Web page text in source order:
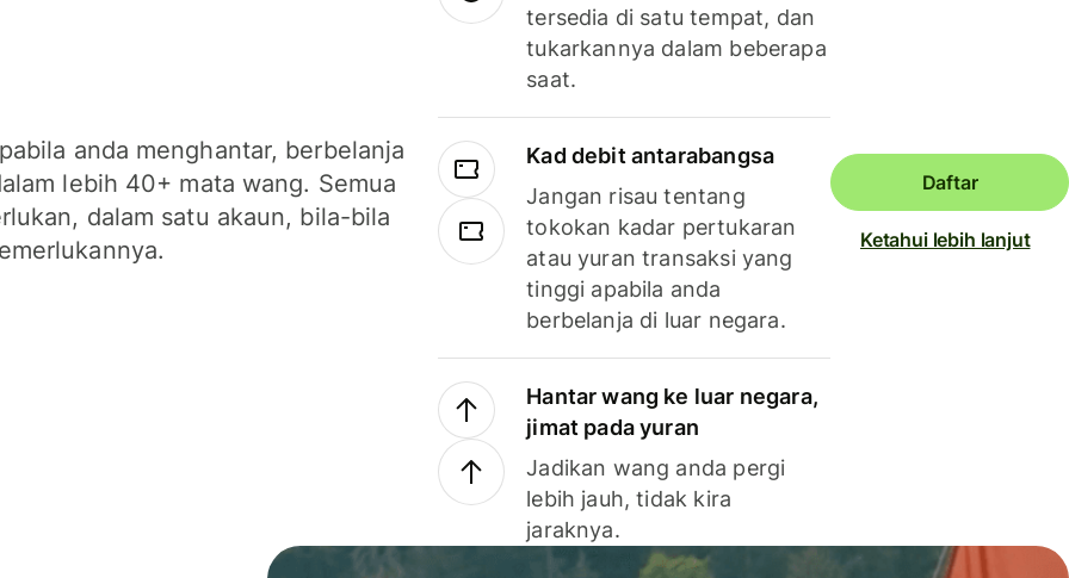
anda menghantar, berbelanja
lebih 40+ mata wang. Semua
dalam satu akaun, bila-bila
tersedia di satu tempat, dan
tukarkannya dalam beberapa
saat.
Kad debit antarabangsa
Jangan risau tentang
tokokan kadar pertukaran
atau yuran transaksi yang
tinggi apabila anda
berbelanja di luar negara.
Hantar wang ke luar negara,
jimat pada yuran
Jadikan wang anda pergi
lebih jauh, tidak kira
jaraknya.
Daftar
Ketahui lebih lanjut